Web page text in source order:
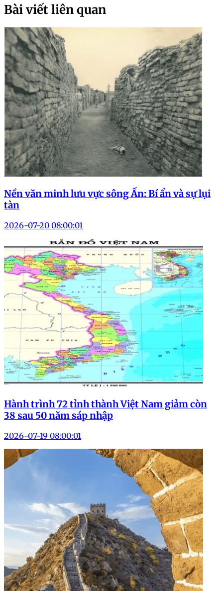
Bài viết liên quan
Nền văn minh lưu vực sông Ấn: Bí ẩn và sự lụi
tàn
2026-07-20 08:00:01
Hành trình 72 tỉnh thành Việt Nam giảm còn
38 sau 50 năm sáp nhập
2026-07-19 08:00:01